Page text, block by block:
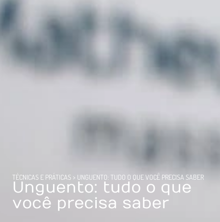
TÉCNICAS E PRÁTICAS > UNGUENTO: TUDO O QUE VOCÊ PRECISA SABER
Unguento: tudo o que
você precisa saber